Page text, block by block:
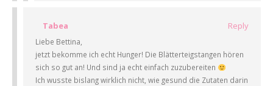
Tabea Reply
Liebe Bettina,
jetzt bekomme ich echt Hunger! Die Blätterteigstangen hören
sich so gut an! Und sind ja echt einfach zuzubereiten
Ich wusste bislang wirklich nicht, wie gesund die Zutaten darin